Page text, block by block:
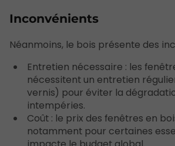
Inconvénients
Néanmoins, le bois présente des
Entretien nécessaire : les
nécessitent un entretien
vernis) pour éviter la
intempéries.
Coût : le prix des fenêtres en
notamment pour certaines